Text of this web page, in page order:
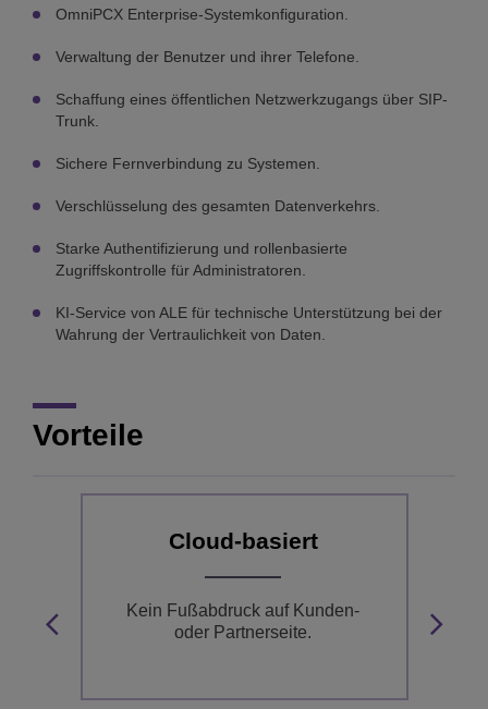
OmniPCX Enterprise-Systemkonfiguration.
Verwaltung der Benutzer und ihrer Telefone.
Schaffung eines öffentlichen Netzwerkzugangs über SIP-
Trunk.
Sichere Fernverbindung zu Systemen.
Verschlüsselung des gesamten Datenverkehrs.
Starke Authentifizierung und rollenbasierte
Zugriffskontrolle für Administratoren.
KI-Service von ALE für technische Unterstützung bei der
Wahrung der Vertraulichkeit von Daten.
Vorteile
Cloud-basiert
Kein Fußabdruck auf Kunden-
oder Partnerseite.